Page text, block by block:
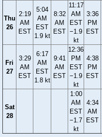
Thu
26
2:19
AM
EST
5:04
AM
EST
1.9 kt
8:32
AM
EST
11:17
AM
EST
−1.9
kt
3:36
PM
EST
Fri
27
3:29
AM
EST
6:17
AM
EST
1.8 kt
9:41
AM
EST
12:36
PM
EST
−1.9
kt
4:38
PM
EST
Sat
28
1:00
AM
EST
−1.7
kt
4:34
AM
EST